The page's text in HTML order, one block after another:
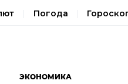
Погода
ЭКОНОМИКА